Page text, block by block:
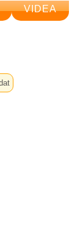
VIDEA